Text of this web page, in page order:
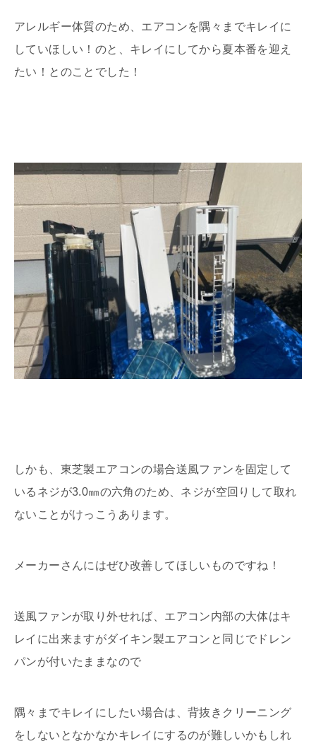
アレルギー体質のため、エアコンを隅々までキレイに
していほしい！のと、キレイにしてから夏本番を迎え
たい！とのことでした！
しかも、東芝製エアコンの場合送風ファンを固定して
いるネジが3.0㎜の六角のため、ネジが空回りして取れ
ないことがけっこうあります。
メーカーさんにはぜひ改善してほしいものですね！
送風ファンが取り外せれば、エアコン内部の大体はキ
レイに出来ますがダイキン製エアコンと同じでドレン
パンが付いたままなので
隅々までキレイにしたい場合は、背抜きクリーニング
をしないとなかなかキレイにするのが難しいかもしれ